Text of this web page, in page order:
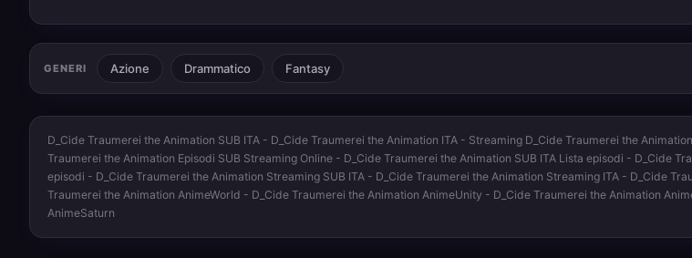
GENERI Azione Drammatico Fantasy
D_Cide Traumerei the Animation SUB ITA - D_Cide Traumerei the Animation ITA - Streaming D_Cide Traumerei the
Traumerei the Animation Episodi SUB Streaming Online - D_Cide Traumerei the Animation SUB ITA Lista episodi - D_Cide
episodi - D_Cide Traumerei the Animation Streaming SUB ITA - D_Cide Traumerei the Animation Streaming ITA - D_Cide
Traumerei the Animation AnimeWorld - D_Cide Traumerei the Animation AnimeUnity - D_Cide Traumerei the Animation
AnimeSaturn